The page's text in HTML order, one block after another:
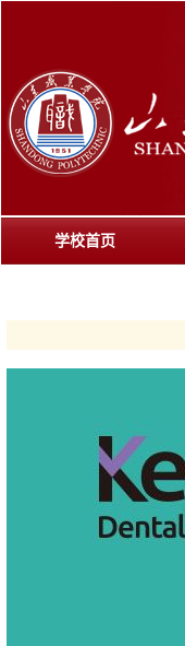
学校首页